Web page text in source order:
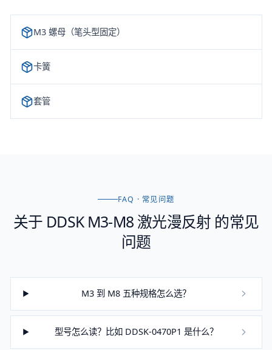
M3 螺母（笔头型固定）
卡簧
套管
FAQ · 常见问题
关于 DDSK M3-M8 激光漫反射 的常见
问题
M3 到 M8 五种规格怎么选？
型号怎么读？比如 DDSK-0470P1 是什么？